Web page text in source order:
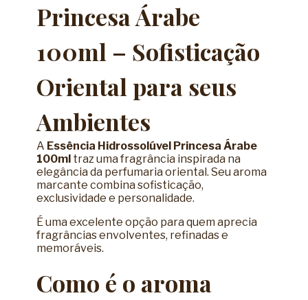
Princesa Árabe
100ml – Sofisticação
Oriental para seus
Ambientes
A Essência Hidrossolúvel Princesa Árabe
100ml traz uma fragrância inspirada na
elegância da perfumaria oriental. Seu aroma
marcante combina sofisticação,
exclusividade e personalidade.
É uma excelente opção para quem aprecia
fragrâncias envolventes, refinadas e
memoráveis.
Como é o aroma